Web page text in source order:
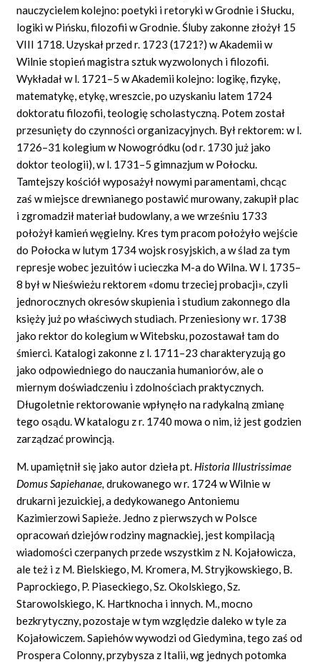
nauczycielem kolejno: poetyki i retoryki w Grodnie i Słucku,
logiki w Pińsku, filozofii w Grodnie. Śluby zakonne złożył 15
VIII 1718. Uzyskał przed r. 1723 (1721?) w Akademii w
Wilnie stopień magistra sztuk wyzwolonych i filozofii.
Wykładał w l. 1721–5 w Akademii kolejno: logikę, fizykę,
matematykę, etykę, wreszcie, po uzyskaniu latem 1724
doktoratu filozofii, teologię scholastyczną. Potem został
przesunięty do czynności organizacyjnych. Był rektorem: w l.
1726–31 kolegium w Nowogródku (od r. 1730 już jako
doktor teologii), w l. 1731–5 gimnazjum w Połocku.
Tamtejszy kościół wyposażył nowymi paramentami, chcąc
zaś w miejsce drewnianego postawić murowany, zakupił plac
i zgromadził materiał budowlany, a we wrześniu 1733
położył kamień węgielny. Kres tym pracom położyło wejście
do Połocka w lutym 1734 wojsk rosyjskich, a w ślad za tym
represje wobec jezuitów i ucieczka M-a do Wilna. W l. 1735–
8 był w Nieświeżu rektorem «domu trzeciej probacji», czyli
jednorocznych okresów skupienia i studium zakonnego dla
księży już po właściwych studiach. Przeniesiony w r. 1738
jako rektor do kolegium w Witebsku, pozostawał tam do
śmierci. Katalogi zakonne z l. 1711–23 charakteryzują go
jako odpowiedniego do nauczania humaniorów, ale o
miernym doświadczeniu i zdolnościach praktycznych.
Długoletnie rektorowanie wpłynęło na radykalną zmianę
tego osądu. W katalogu z r. 1740 mowa o nim, iż jest godzien
zarządzać prowincją.
M. upamiętnił się jako autor dzieła pt. Historia Illustrissimae
Domus Sapiehanae,drukowanego w r. 1724 w Wilnie w
drukarni jezuickiej, a dedykowanego Antoniemu
Kazimierzowi Sapieże. Jedno z pierwszych w Polsce
opracowań dziejów rodziny magnackiej, jest kompilacją
wiadomości czerpanych przede wszystkim z N. Kojałowicza,
ale też i z M. Bielskiego, M. Kromera, M. Stryjkowskiego, B.
Paprockiego, P. Piaseckiego, Sz. Okolskiego, Sz.
Starowolskiego, K. Hartknocha i innych. M., mocno
bezkrytyczny, pozostaje w tym względzie daleko w tyle za
Kojałowiczem. Sapiehów wywodzi od Giedymina, tego zaś od
Prospera Colonny, przybysza z Italii, wg jednych potomka